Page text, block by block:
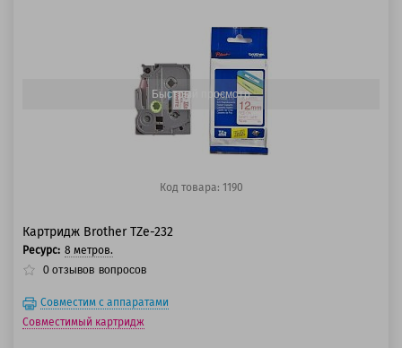
Быстрый просмотр
Код товара: 1190
Картридж Brother TZe-232
Ресурс: 8 метров.
0 отзывов вопросов
Совместим с аппаратами
Совместимый картридж